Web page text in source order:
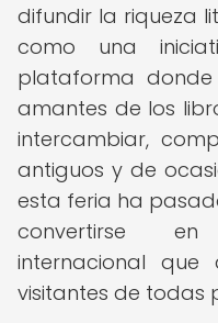
difundir la riqueza
como una
plataforma donde
amantes de los
intercambiar,
antiguos y de
esta feria ha
convertirse
internacional
visitantes de todas